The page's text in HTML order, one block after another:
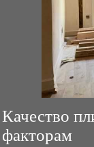
Качество
факторам